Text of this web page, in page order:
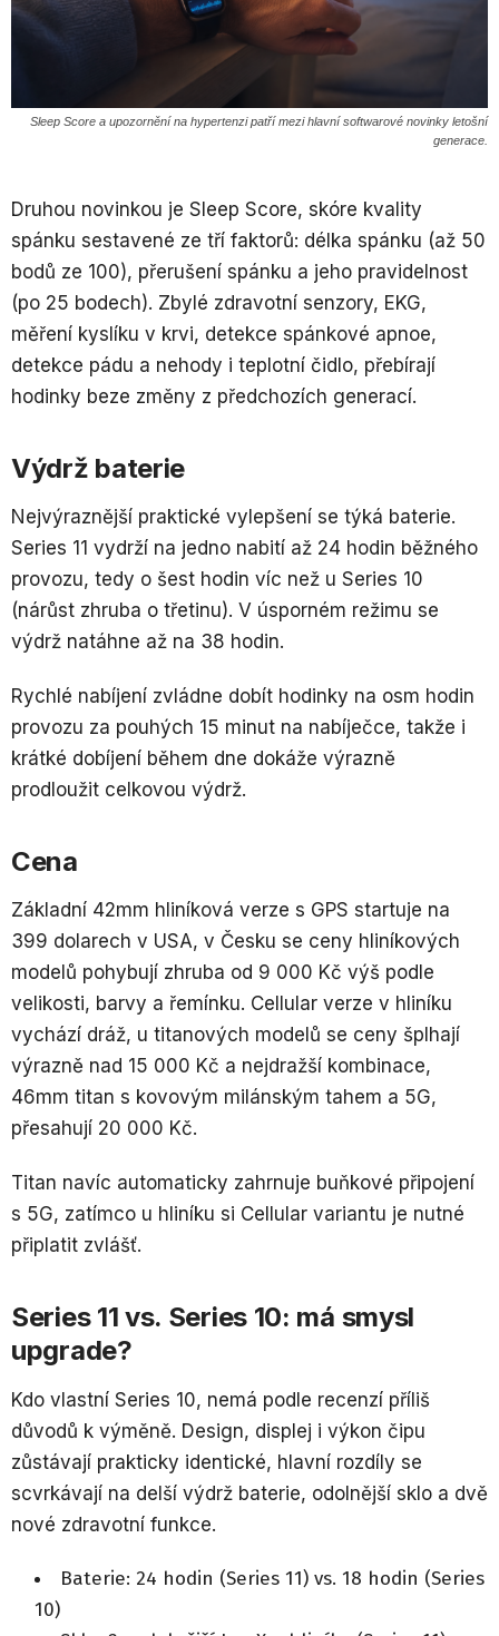
Sleep Score a upozornění na hypertenzi patří mezi hlavní softwarové novinky letošní
generace.
Druhou novinkou je Sleep Score, skóre kvality
spánku sestavené ze tří faktorů: délka spánku (až 50
bodů ze 100), přerušení spánku a jeho pravidelnost
(po 25 bodech). Zbylé zdravotní senzory, EKG,
měření kyslíku v krvi, detekce spánkové apnoe,
detekce pádu a nehody i teplotní čidlo, přebírají
hodinky beze změny z předchozích generací.
Výdrž baterie
Nejvýraznější praktické vylepšení se týká baterie.
Series 11 vydrží na jedno nabití až 24 hodin běžného
provozu, tedy o šest hodin víc než u Series 10
(nárůst zhruba o třetinu). V úsporném režimu se
výdrž natáhne až na 38 hodin.
Rychlé nabíjení zvládne dobít hodinky na osm hodin
provozu za pouhých 15 minut na nabíječce, takže i
krátké dobíjení během dne dokáže výrazně
prodloužit celkovou výdrž.
Cena
Základní 42mm hliníková verze s GPS startuje na
399 dolarech v USA, v Česku se ceny hliníkových
modelů pohybují zhruba od 9 000 Kč výš podle
velikosti, barvy a řemínku. Cellular verze v hliníku
vychází dráž, u titanových modelů se ceny šplhají
výrazně nad 15 000 Kč a nejdražší kombinace,
46mm titan s kovovým milánským tahem a 5G,
přesahují 20 000 Kč.
Titan navíc automaticky zahrnuje buňkové připojení
s 5G, zatímco u hliníku si Cellular variantu je nutné
připlatit zvlášť.
Series 11 vs. Series 10: má smysl
upgrade?
Kdo vlastní Series 10, nemá podle recenzí příliš
důvodů k výměně. Design, displej i výkon čipu
zůstávají prakticky identické, hlavní rozdíly se
scvrkávají na delší výdrž baterie, odolnější sklo a dvě
nové zdravotní funkce.
Baterie: 24 hodin (Series 11) vs. 18 hodin (Series
10)